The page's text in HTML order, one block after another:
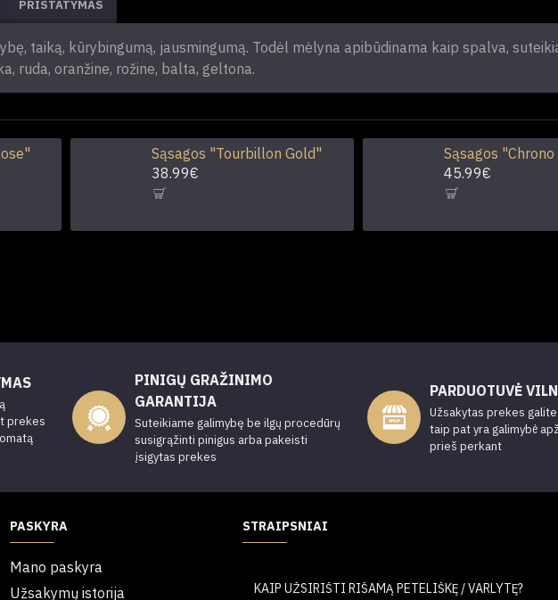
PRISTATYMAS
taiką, kūrybingumą, jausmingumą. Todėl mėlyna apibūdinama kaip spalva,
ruda, oranžine, rožine, balta, geltona.
Sąsagos "Tourbillon Gold"
38.99€
Sąsagos
45.99€
prekes
PINIGŲ GRAŽINIMO
GARANTIJA
Suteikiame galimybę be ilgų procedūrų
susigrąžinti pinigus arba pakeisti
įsigytas prekes
PARDUOTUVĖ
Užsakytas prekes
taip pat yra galimybė
prieš perkant
PASKYRA
Mano paskyra
Užsakymų istorija
STRAIPSNIAI
KAIP UŽSIRIŠTI RIŠAMĄ PETELIŠKĘ / VARLYTĘ?